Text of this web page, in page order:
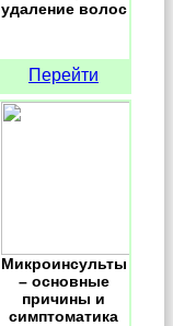
удаление волос
Перейти
Микроинсульты
– основные
причины и
симптоматика